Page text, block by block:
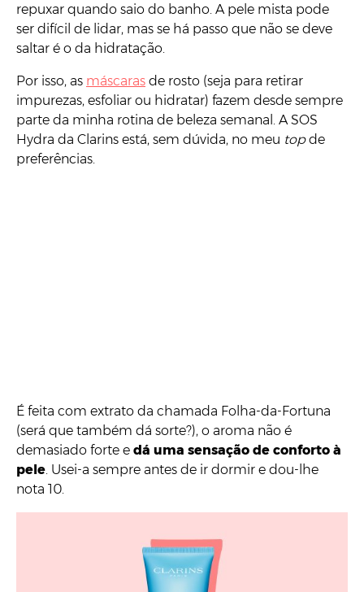
repuxar quando saio do banho. A pele mista pode
ser difícil de lidar, mas se há passo que não se deve
saltar é o da hidratação.
Por isso, as máscaras de rosto (seja para retirar
impurezas, esfoliar ou hidratar) fazem desde sempre
parte da minha rotina de beleza semanal. A SOS
Hydra da Clarins está, sem dúvida, no meu topde
preferências.
É feita com extrato da chamada Folha-da-Fortuna
(será que também dá sorte?), o aroma não é
demasiado forte e dá uma sensação de conforto à
pele. Usei-a sempre antes de ir dormir e dou-lhe
nota 10.